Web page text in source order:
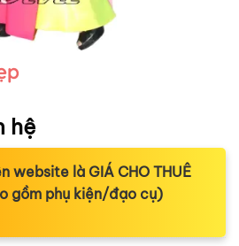
hệ
website là GIÁ CHO THUÊ
gồm phụ kiện/đạo cụ)